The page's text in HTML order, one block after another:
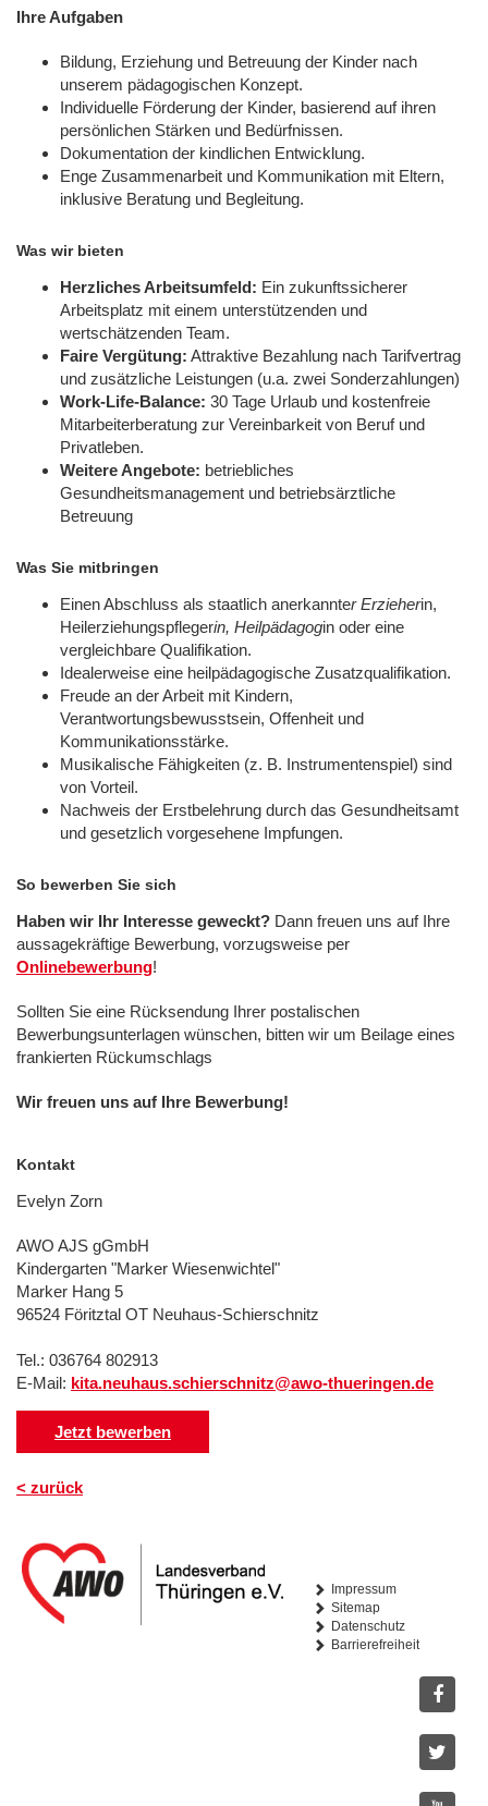
Ihre Aufgaben
Bildung, Erziehung und Betreuung der Kinder nach
unserem pädagogischen Konzept.
Individuelle Förderung der Kinder, basierend auf ihren
persönlichen Stärken und Bedürfnissen.
Dokumentation der kindlichen Entwicklung.
Enge Zusammenarbeit und Kommunikation mit Eltern,
inklusive Beratung und Begleitung.
Was wir bieten
Herzliches Arbeitsumfeld: Ein zukunftssicherer
Arbeitsplatz mit einem unterstützenden und
wertschätzenden Team.
Faire Vergütung: Attraktive Bezahlung nach Tarifvertrag
und zusätzliche Leistungen (u.a. zwei Sonderzahlungen)
Work-Life-Balance: 30 Tage Urlaub und kostenfreie
Mitarbeiterberatung zur Vereinbarkeit von Beruf und
Privatleben.
Weitere Angebote: betriebliches
Gesundheitsmanagement und betriebsärztliche
Betreuung
Was Sie mitbringen
Einen Abschluss als staatlich anerkannter Erzieherin,
Heilerziehungspflegerin, Heilpädagogin oder eine
vergleichbare Qualifikation.
Idealerweise eine heilpädagogische Zusatzqualifikation.
Freude an der Arbeit mit Kindern,
Verantwortungsbewusstsein, Offenheit und
Kommunikationsstärke.
Musikalische Fähigkeiten (z. B. Instrumentenspiel) sind
von Vorteil.
Nachweis der Erstbelehrung durch das Gesundheitsamt
und gesetzlich vorgesehene Impfungen.
So bewerben Sie sich
Haben wir Ihr Interesse geweckt? Dann freuen uns auf Ihre
aussagekräftige Bewerbung, vorzugsweise per
Onlinebewerbung!
Sollten Sie eine Rücksendung Ihrer postalischen
Bewerbungsunterlagen wünschen, bitten wir um Beilage eines
frankierten Rückumschlags
Wir freuen uns auf Ihre Bewerbung!
Kontakt
Evelyn Zorn
AWO AJS gGmbH
Kindergarten "Marker Wiesenwichtel"
Marker Hang 5
96524 Föritztal OT Neuhaus-Schierschnitz
Tel.: 036764 802913
E-Mail: kita.neuhaus.schierschnitz@awo-thueringen.de
Jetzt bewerben
< zurück
Impressum
Sitemap
Datenschutz
Barrierefreiheit